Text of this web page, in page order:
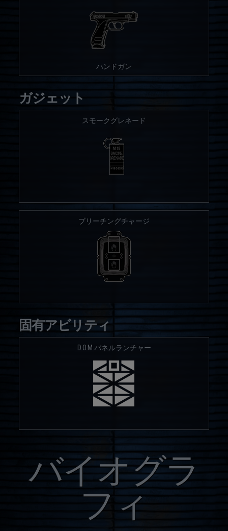
ハンドガン
ガジェット
スモークグレネード
ブリーチングチャージ
固有アビリティ
D.O.M.パネルランチャー
バイオグラ
フィ